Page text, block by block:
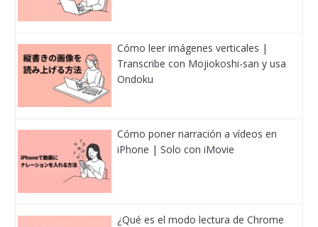
Cómo leer imágenes verticales |
Transcribe con Mojiokoshi-san y usa
Ondoku
Cómo poner narración a vídeos en
iPhone | Solo con iMovie
¿Qué es el modo lectura de Chrome